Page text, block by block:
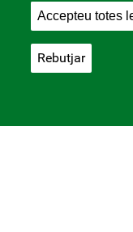
Accepteu totes
Rebutjar